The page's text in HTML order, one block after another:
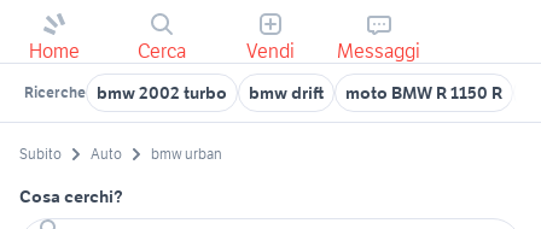
Home Cerca Vendi Messaggi
Ricerche bmw 2002 turbo bmw drift moto BMW R 1150 R
Subito Auto bmw urban
Cosa cerchi?